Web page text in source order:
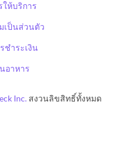
ให้บริการ
เป็นส่วนตัว
ชำระเงิน
อาหาร
Inc.สงวนลิขสิทธิ์ทั้งหมด